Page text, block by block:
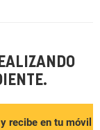
recibe en tu móvil